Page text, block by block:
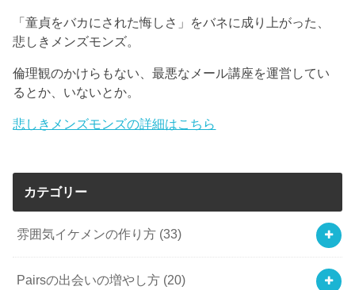
「童貞をバカにされた悔しさ」をバネに成り上がった、
悲しきメンズモンズ。
倫理観のかけらもない、最悪なメール講座を運営してい
るとか、いないとか。
悲しきメンズモンズの詳細はこちら
カテゴリー
雰囲気イケメンの作り方 (33)
Pairsの出会いの増やし方 (20)